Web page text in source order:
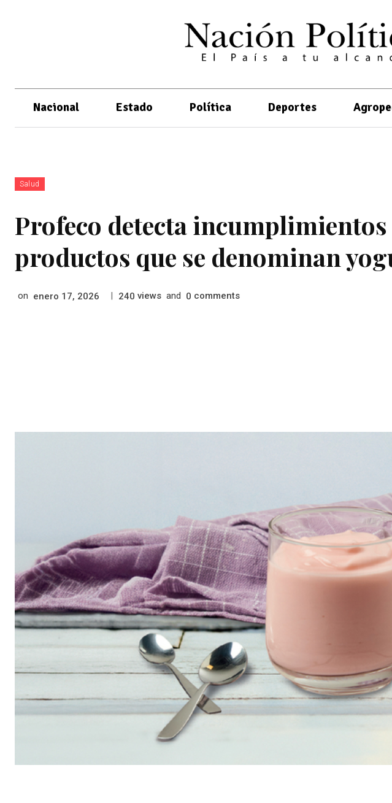
Nacional Estado Política Deportes
Salud
Profeco detecta incumplimientos
productos que se denominan
on enero 17, 2026 240 views and 0 comments